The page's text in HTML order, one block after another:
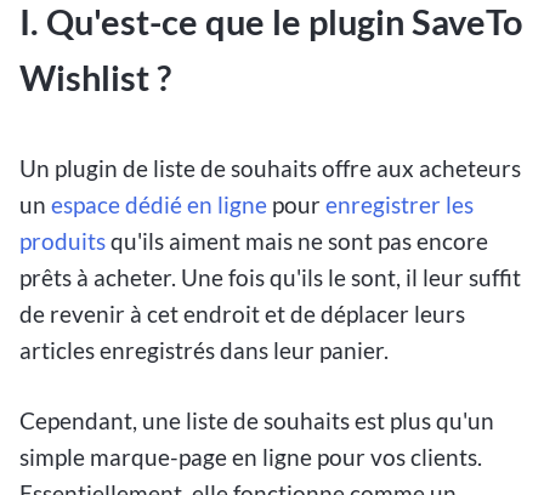
I. Qu'est-ce que le plugin SaveTo
Wishlist ?
Un plugin de liste de souhaits offre aux acheteurs
un espace dédié en ligne pourenregistrer les
produitsqu'ils aiment mais ne sont pas encore
prêts à acheter. Une fois qu'ils le sont, il leur suffit
de revenir à cet endroit et de déplacer leurs
articles enregistrés dans leur panier.
Cependant, une liste de souhaits est plus qu'un
simple marque-page en ligne pour vos clients.